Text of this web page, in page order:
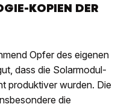
KOPIEN DER
Opfer des eigenen
dass die Solarmodul-
produktiver wurden. Die
die